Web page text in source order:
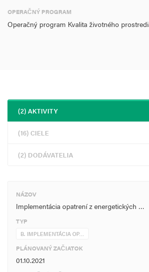
P0630 Spotreba energie v podniku pred
1258,012 MWh/rok
P0707 Zvýšená kapacita výroby tepla z
MWh
OPERAČNÝ PROGRAM
Operačný program Kvalita životného
(2) AKTIVITY
(16) CIELE
(2) DODÁVATELIA
NÁZOV
Implementácia opatrení z energetických …
TYP
B. IMPLEMENTÁCIA OP…
PLÁNOVANÝ ZAČIATOK
01.10.2021